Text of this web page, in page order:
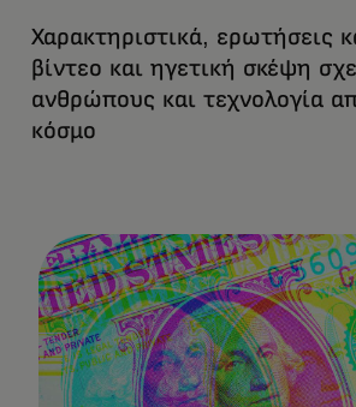
Χαρακτηριστικά, ερωτήσεις
βίντεο και ηγετική σκέψη
ανθρώπους και τεχνολογία
κόσμο